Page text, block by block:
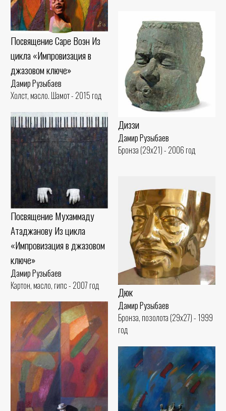
Посвящение Саре Воэн Из
цикла «Импровизация в
джазовом ключе»
Дамир Рузыбаев
Холст, масло. Шамот - 2015 год
Диззи
Дамир Рузыбаев
Бронза (29x21) - 2006 год
Посвящение Мухаммаду
Атаджанову Из цикла
«Импровизация в джазовом
ключе»
Дамир Рузыбаев
Картон, масло, гипс - 2007 год
Дюк
Дамир Рузыбаев
Бронза, позолота (29x27) - 1999
год